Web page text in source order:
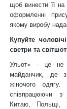
щоб винести її
оформленні
якому виробу
Купуйте
светри та
Ульот» - це не
майданчик, де
жіночого
співпрацюючи з
Китаю, Польщі,